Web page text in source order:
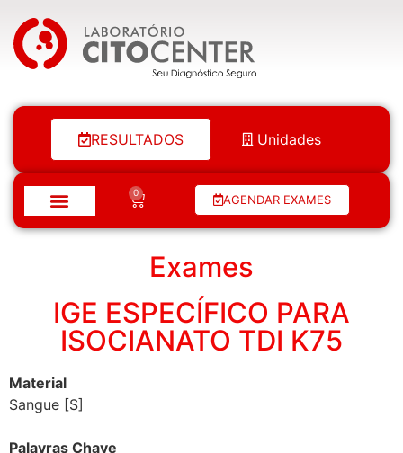
Laboratório Citocenter
RESULTADOS Unidades
0 AGENDAR EXAMES
Exames
IGE ESPECÍFICO PARA
ISOCIANATO TDI K75
Material
Sangue [S]
Palavras Chave